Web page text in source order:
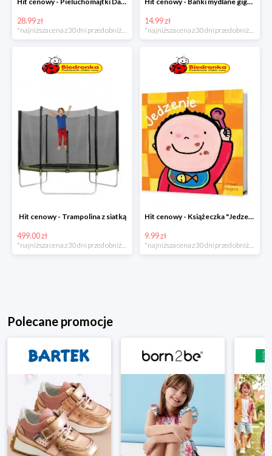
28.99 zł 14.99 zł
Hit cenowy - Trampolina z siatką
499.00 zł
Hit cenowy - Książeczka "Jedzenie"
9.99 zł
Polecane promocje